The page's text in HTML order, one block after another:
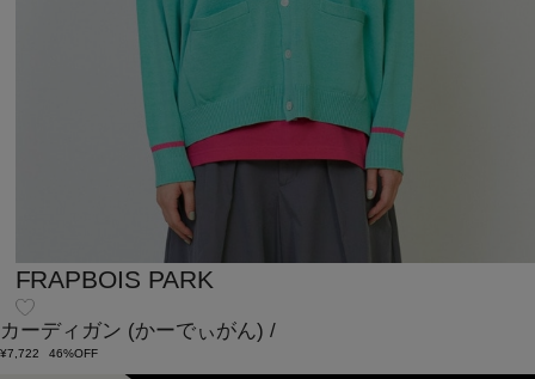
FRAPBOIS PARK
カーディガン (かーでぃがん) /
¥7,722 46%OFF